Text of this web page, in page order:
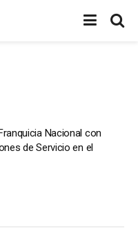
Nacional con
de Servicio en el